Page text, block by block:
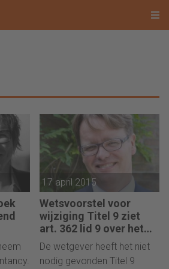
17 april 2015
Wetsvoorstel voor
wijziging Titel 9 ziet
art. 362 lid 9 over het
hoofd
De wetgever heeft het niet
nodig gevonden Titel 9